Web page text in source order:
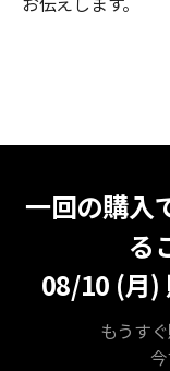
一回の購入
る
08/10 (月)
もうす